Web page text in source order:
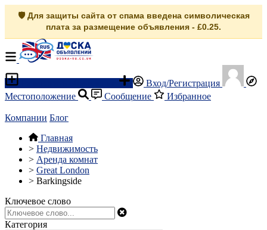
🛡️ Для защиты сайта от спама введена символическая
плата за размещение объявления - £0.25.
Вход/Регистрация
Местоположение
Сообщение Избранное
Компании Блог
Главная
> Недвижимость
> Аренда комнат
> Great London
> Barkingside
Ключевое слово
Категория